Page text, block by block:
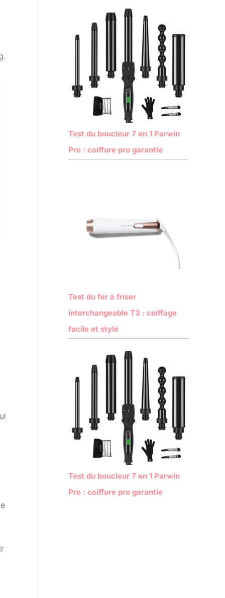
Test du boucleur 7 en 1 Parwin
Pro : coiffure pro garantie
Test du fer à friser
interchangeable T3 : coiffage
facile et stylé
Test du boucleur 7 en 1 Parwin
Pro : coiffure pro garantie